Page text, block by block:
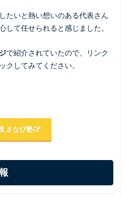
たいと熱い想いのある代表さん
して任せられると感じました。
で紹介されていたので、リンク
クしてみてください。
まなび塾